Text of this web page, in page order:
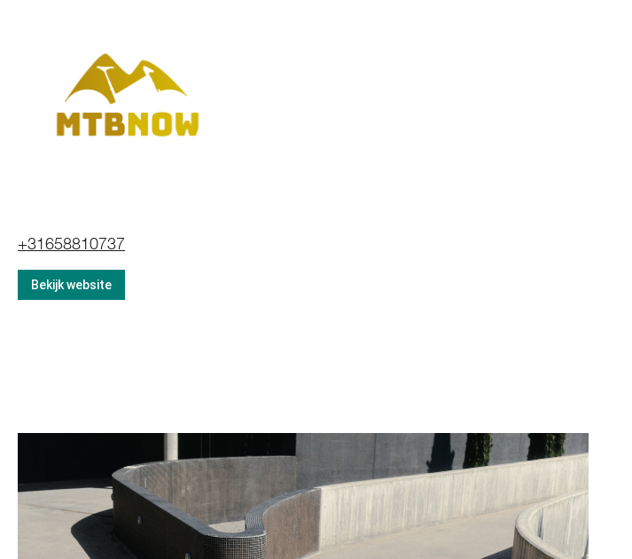
+31658810737
Bekijk website